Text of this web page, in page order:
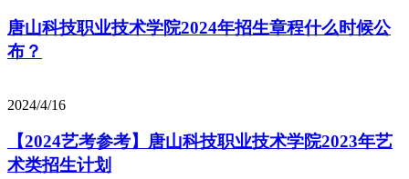
唐山科技职业技术学院2024年招生章程什么时候公
布？
2024/4/16
【2024艺考参考】唐山科技职业技术学院2023年艺
术类招生计划